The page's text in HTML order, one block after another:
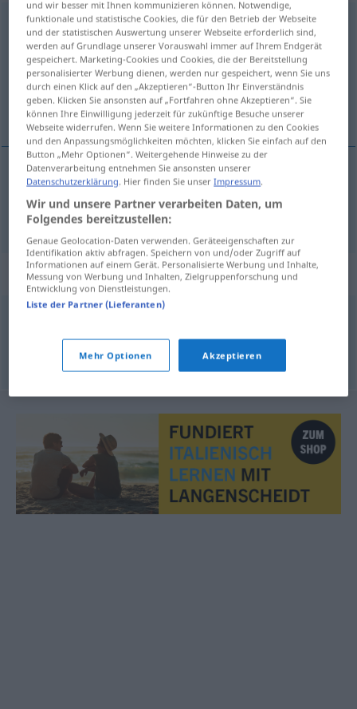
Großraumm
Übersicht aller Übersetzungen
(Für mehr Details die Übersetzung anklicken/antippen)
vasta area
vastaareaf Großraum
Synonyme für "Großraum"
© OpenThesaurus.de
und wir besser mit Ihnen kommunizieren können. Notwendige,
funktionale und statistische Cookies, die für den Betrieb der Webseite
und der statistischen Auswertung unserer Webseite erforderlich sind,
werden auf Grundlage unserer Vorauswahl immer auf Ihrem Endgerät
gespeichert. Marketing-Cookies und Cookies, die der Bereitstellung
personalisierter Werbung dienen, werden nur gespeichert, wenn Sie uns
durch einen Klick auf den „Akzeptieren“-Button Ihr Einverständnis
geben. Klicken Sie ansonsten auf „Fortfahren ohne Akzeptieren“. Sie
können Ihre Einwilligung jederzeit für zukünftige Besuche unserer
Webseite widerrufen. Wenn Sie weitere Informationen zu den Cookies
und den Anpassungsmöglichkeiten möchten, klicken Sie einfach auf den
Button „Mehr Optionen“. Weitergehende Hinweise zu der
Datenverarbeitung entnehmen Sie ansonsten unserer
Datenschutzerklärung. Hier finden Sie unserImpressum.
Wir und unsere Partner verarbeiten Daten, um
Folgendes bereitzustellen:
Genaue Geolocation-Daten verwenden. Geräteeigenschaften zur
Identifikation aktiv abfragen. Speichern von und/oder Zugriff auf
Informationen auf einem Gerät. Personalisierte Werbung und Inhalte,
Messung von Werbung und Inhalten, Zielgruppenforschung und
Entwicklung von Dienstleistungen.
Liste der Partner (Lieferanten)
Mehr Optionen Akzeptieren